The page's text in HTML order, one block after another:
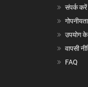
संपर्क करें
उपयोग
वापसी
FAQ